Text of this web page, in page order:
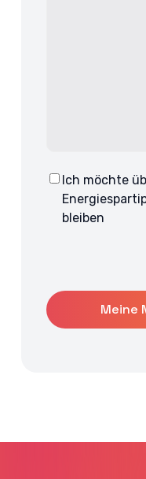
Consent
Ich möchte
bleiben